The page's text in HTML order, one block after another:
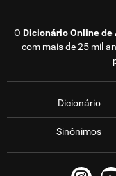
O Dicionário Online de
com mais de 25 mil
Dicionário
Sinônimos